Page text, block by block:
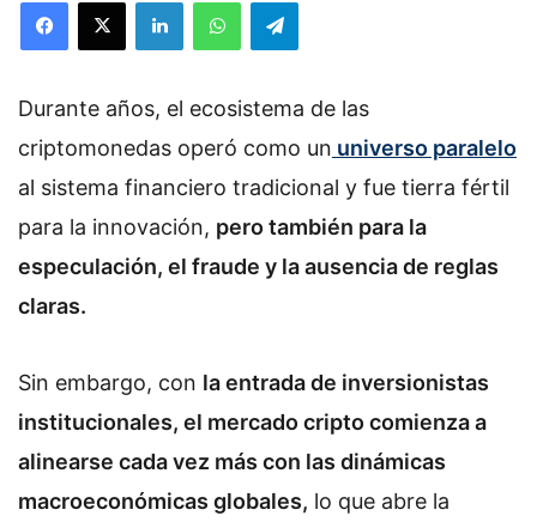
Durante años, el ecosistema de las
criptomonedas operó como un universo paralelo
al sistema financiero tradicional y fue tierra fértil
para la innovación, pero también para la
especulación, el fraude y la ausencia de reglas
claras.
Sin embargo, con la entrada de inversionistas
institucionales, el mercado cripto comienza a
alinearse cada vez más con las dinámicas
macroeconómicas globales, lo que abre la